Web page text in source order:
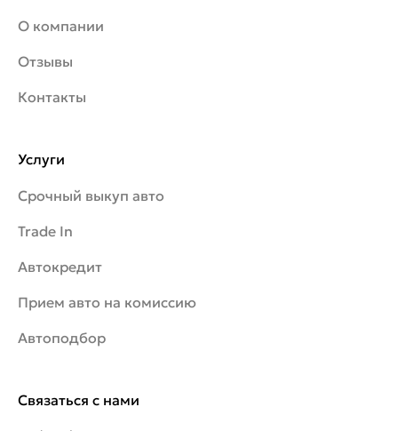
О компании
Отзывы
Контакты
Связаться с нами
Услуги
Срочный выкуп авто
Trade In
Автокредит
Прием авто на комиссию
Автоподбор